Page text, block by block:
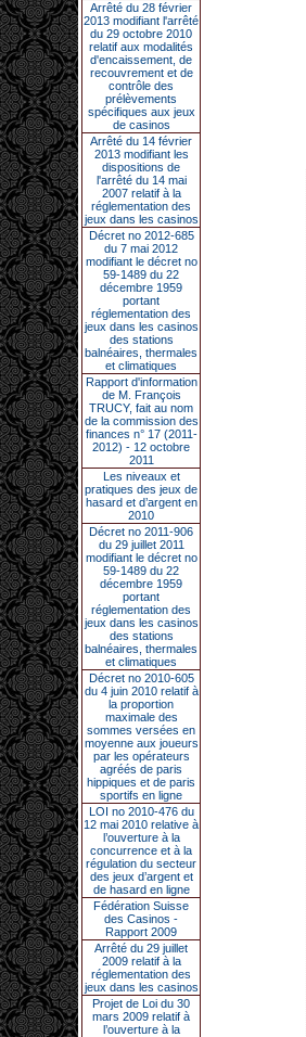
Arrêté du 28 février
2013 modifiant l'arrêté
du 29 octobre 2010
relatif aux modalités
d'encaissement, de
recouvrement et de
contrôle des
prélèvements
spécifiques aux jeux
de casinos
Arrêté du 14 février
2013 modifiant les
dispositions de
l'arrêté du 14 mai
2007 relatif à la
réglementation des
jeux dans les casinos
Décret no 2012-685
du 7 mai 2012
modifiant le décret no
59-1489 du 22
décembre 1959
portant
réglementation des
jeux dans les casinos
des stations
balnéaires, thermales
et climatiques
Rapport d'information
de M. François
TRUCY, fait au nom
de la commission des
finances n° 17 (2011-
2012) - 12 octobre
2011
Les niveaux et
pratiques des jeux de
hasard et d’argent en
2010
Décret no 2011-906
du 29 juillet 2011
modifiant le décret no
59-1489 du 22
décembre 1959
portant
réglementation des
jeux dans les casinos
des stations
balnéaires, thermales
et climatiques
Décret no 2010-605
du 4 juin 2010 relatif à
la proportion
maximale des
sommes versées en
moyenne aux joueurs
par les opérateurs
agréés de paris
hippiques et de paris
sportifs en ligne
LOI no 2010-476 du
12 mai 2010 relative à
l’ouverture à la
concurrence et à la
régulation du secteur
des jeux d’argent et
de hasard en ligne
Fédération Suisse
des Casinos -
Rapport 2009
Arrêté du 29 juillet
2009 relatif à la
réglementation des
jeux dans les casinos
Projet de Loi du 30
mars 2009 relatif à
l’ouverture à la